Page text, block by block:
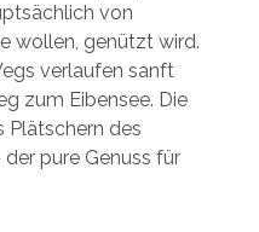
von
wollen, genützt wird.
verlaufen sanft
zum Eibensee. Die
Plätschern des
pure Genuss für